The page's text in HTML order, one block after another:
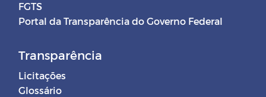
FGTS
Portal da Transparência do Governo Federal
Transparência
Licitações
Glossário